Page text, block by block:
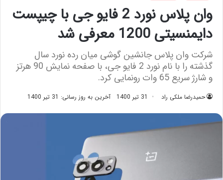
وان پلاس نورد 2 فایو جی با چیپست
دایمنسیتی 1200 معرفی شد
شرکت وان پلاس جانشین گوشی میان رده نورد سال
گذشته را با نام نورد 2 فایو جی، با صفحه نمایش 90 هرتز
و شارژ سریع‌ 65 وات رونمایی کرد.
حمیدرضا ملکی راد 31 تیر 1400 آخرین به روز رسانی: 31 تیر 1400